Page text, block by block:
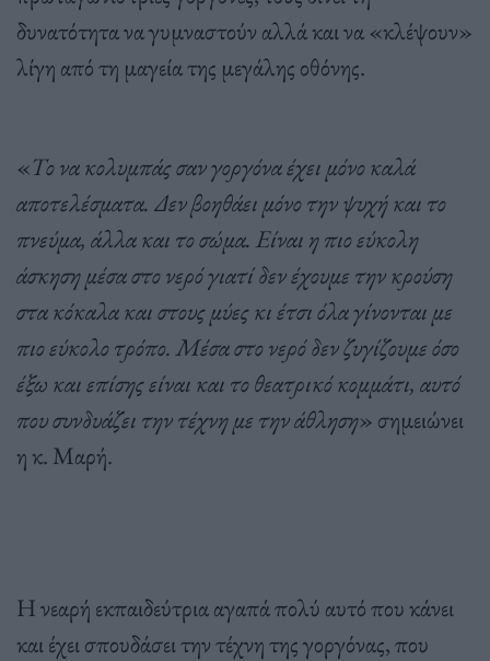
δυνατότητα να γυμναστούν αλλά και να «κλέψουν»
λίγη από τη μαγεία της μεγάλης οθόνης.
«Το να κολυμπάς σαν γοργόνα έχει μόνο καλά
αποτελέσματα. Δεν βοηθάει μόνο την ψυχή και το
πνεύμα, άλλα και το σώμα. Είναι η πιο εύκολη
άσκηση μέσα στο νερό γιατί δεν έχουμε την κρούση
στα κόκαλα και στους μύες κι έτσι όλα γίνονται με
πιο εύκολο τρόπο. Μέσα στο νερό δεν ζυγίζουμε όσο
έξω και επίσης είναι και το θεατρικό κομμάτι, αυτό
που συνδυάζει την τέχνη με την άθληση» σημειώνει
η κ. Μαρή.
Η νεαρή εκπαιδεύτρια αγαπά πολύ αυτό που κάνει
και έχει σπουδάσει την τέχνη της γοργόνας, που